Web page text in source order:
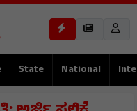
State National